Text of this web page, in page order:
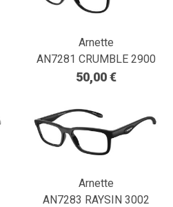
Arnette
AN7281 CRUMBLE 2900
50,00 €
Arnette
AN7283 RAYSIN 3002